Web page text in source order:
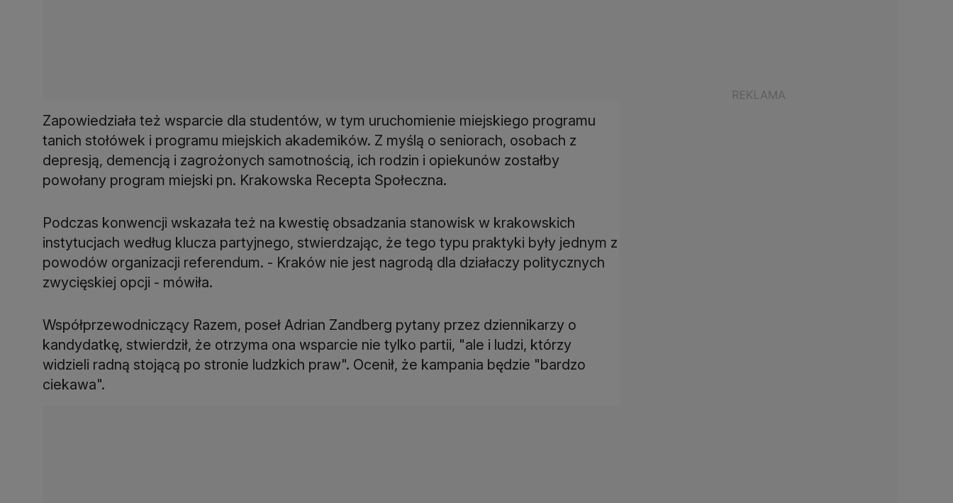
Zapowiedziała też wsparcie dla studentów, w tym uruchomienie miejskiego programu
tanich stołówek i programu miejskich akademików. Z myślą o seniorach, osobach z
depresją, demencją i zagrożonych samotnością, ich rodzin i opiekunów zostałby
powołany program miejski pn. Krakowska Recepta Społeczna.
Podczas konwencji wskazała też na kwestię obsadzania stanowisk w krakowskich
instytucjach według klucza partyjnego, stwierdzając, że tego typu praktyki były jednym z
powodów organizacji referendum. - Kraków nie jest nagrodą dla działaczy politycznych
zwycięskiej opcji - mówiła.
Współprzewodniczący Razem, poseł Adrian Zandberg pytany przez dziennikarzy o
kandydatkę, stwierdził, że otrzyma ona wsparcie nie tylko partii, "ale i ludzi, którzy
widzieli radną stojącą po stronie ludzkich praw". Ocenił, że kampania będzie "bardzo
ciekawa".